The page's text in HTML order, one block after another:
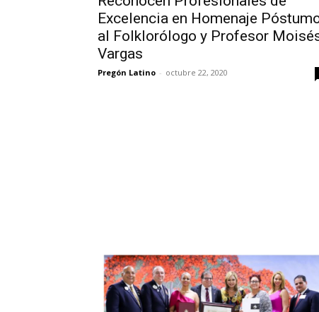
Excelencia en Homenaje
al Folklorólogo y Profesor
Vargas
Pregón Latino - octubre 22, 2020